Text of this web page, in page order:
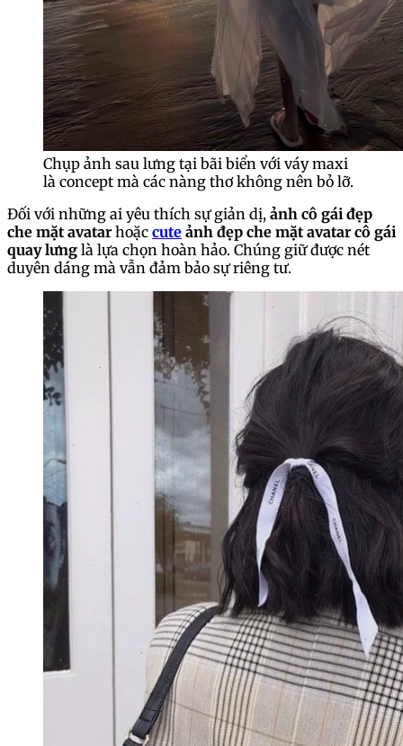
Chụp ảnh sau lưng tại bãi biển với váy maxi
là concept mà các nàng thơ không nên bỏ lỡ.
Đối với những ai yêu thích sự giản dị, ảnh cô gái đẹp
che mặt avatarhoặc cute ảnh đẹp che mặt avatar cô gái
quay lưng là lựa chọn hoàn hảo. Chúng giữ được nét
duyên dáng mà vẫn đảm bảo sự riêng tư.